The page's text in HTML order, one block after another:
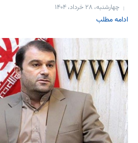
چهارشنبه، ۲۸ خرداد، ۱۴۰۴
ادامه مطلب